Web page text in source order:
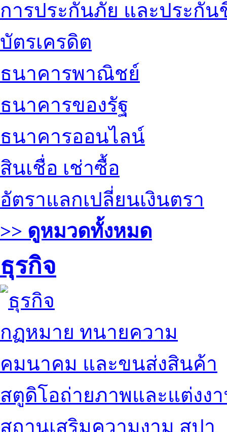
การประกันภัย และประกัน
บัตรเครดิต
ธนาคารพาณิชย์
ธนาคารของรัฐ
ธนาคารออนไลน์
สินเชื่อ เช่าซื้อ
อัตราแลกเปลี่ยนเงินตรา
>> ดูหมวดทั้งหมด
ธุรกิจ
กฏหมาย ทนายความ
คมนาคม และขนส่งสินค้า
สตูดิโอถ่ายภาพและแต่งง
สถานเสริมความงาม สปา